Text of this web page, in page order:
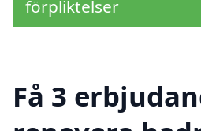
förpliktelser
Få 3